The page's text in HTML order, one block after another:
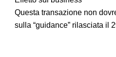
Questa transazione non
sulla “guidance” rilasciata il